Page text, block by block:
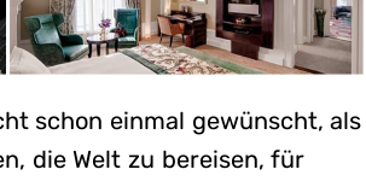
schon einmal gewünscht, als
die Welt zu bereisen, für